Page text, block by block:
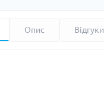
Опис Відгуки